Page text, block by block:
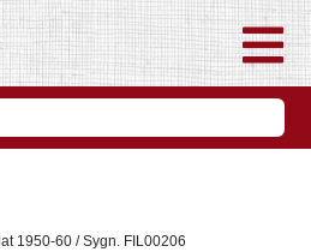
1950-60 / Sygn. FIL00206